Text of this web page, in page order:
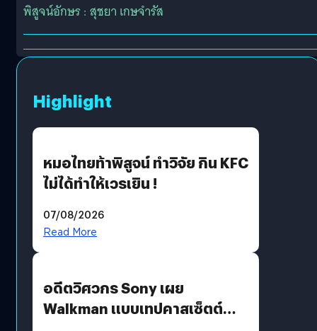
พิสูจน์อักษร : สุชยา เกษจำรัส
Highlight
หมอไทยท้าพิสูจน์ ทำวิจัย กิน KFC
ไม่ได้ทำให้เวรเยิน !
07/08/2026
Read More
อดีตวิศวกร Sony เผย
Walkman แบบเทปคาสเซ็ตต์